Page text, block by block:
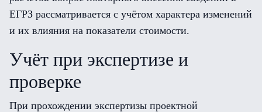
ЕГРЗ рассматривается с учётом характера изменений
и их влияния на показатели стоимости.
Учёт при экспертизе и
проверке
При прохождении экспертизы проектной